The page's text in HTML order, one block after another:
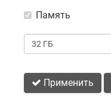
Память
Память
32 ГБ
Применить